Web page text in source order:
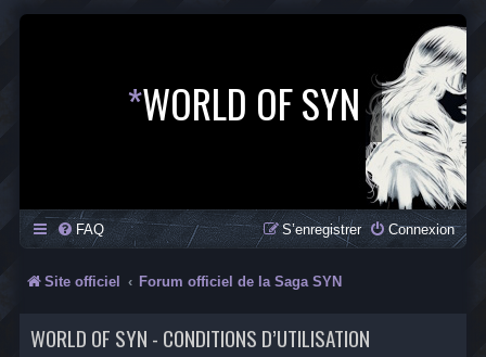
*WORLD OF SYN
FAQ Connexion
S’enregistrer
Site officiel Forum officiel de la Saga SYN
WORLD OF SYN - CONDITIONS D’UTILISATION